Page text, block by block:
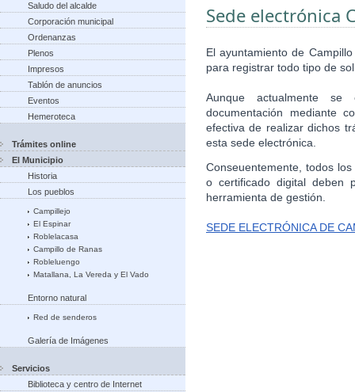
Saludo del alcalde
Corporación municipal
Ordenanzas
Plenos
Impresos
Tablón de anuncios
Eventos
Hemeroteca
Trámites online
El Municipio
Historia
Los pueblos
Campillejo
El Espinar
Roblelacasa
Campillo de Ranas
Robleluengo
Matallana, La Vereda y El Vado
Entorno natural
Red de senderos
Galería de Imágenes
Servicios
Biblioteca y centro de Internet
Sede electrónica
El ayuntamiento de
para registrar todo tipo de
Aunque actualmente
documentación mediante
efectiva de realizar dichos
esta sede electrónica.
Conseuentemente, todos
o certificado digital deben
herramienta de gestión.
SEDE ELECTRÓNICA DE